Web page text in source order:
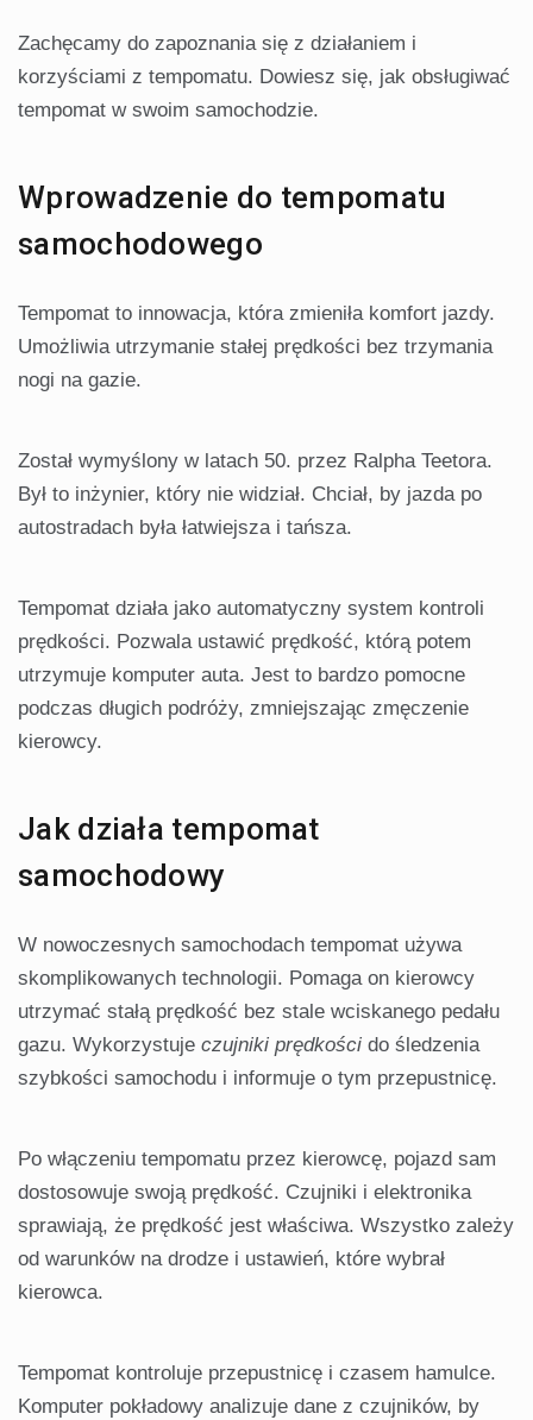
Zachęcamy do zapoznania się z działaniem i
korzyściami z tempomatu. Dowiesz się, jak obsługiwać
tempomat w swoim samochodzie.
Wprowadzenie do tempomatu
samochodowego
Tempomat to innowacja, która zmieniła komfort jazdy.
Umożliwia utrzymanie stałej prędkości bez trzymania
nogi na gazie.
Został wymyślony w latach 50. przez Ralpha Teetora.
Był to inżynier, który nie widział. Chciał, by jazda po
autostradach była łatwiejsza i tańsza.
Tempomat działa jako automatyczny system kontroli
prędkości. Pozwala ustawić prędkość, którą potem
utrzymuje komputer auta. Jest to bardzo pomocne
podczas długich podróży, zmniejszając zmęczenie
kierowcy.
Jak działa tempomat
samochodowy
W nowoczesnych samochodach tempomat używa
skomplikowanych technologii. Pomaga on kierowcy
utrzymać stałą prędkość bez stale wciskanego pedału
gazu. Wykorzystuje czujniki prędkości do śledzenia
szybkości samochodu i informuje o tym przepustnicę.
Po włączeniu tempomatu przez kierowcę, pojazd sam
dostosowuje swoją prędkość. Czujniki i elektronika
sprawiają, że prędkość jest właściwa. Wszystko zależy
od warunków na drodze i ustawień, które wybrał
kierowca.
Tempomat kontroluje przepustnicę i czasem hamulce.
Komputer pokładowy analizuje dane z czujników, by